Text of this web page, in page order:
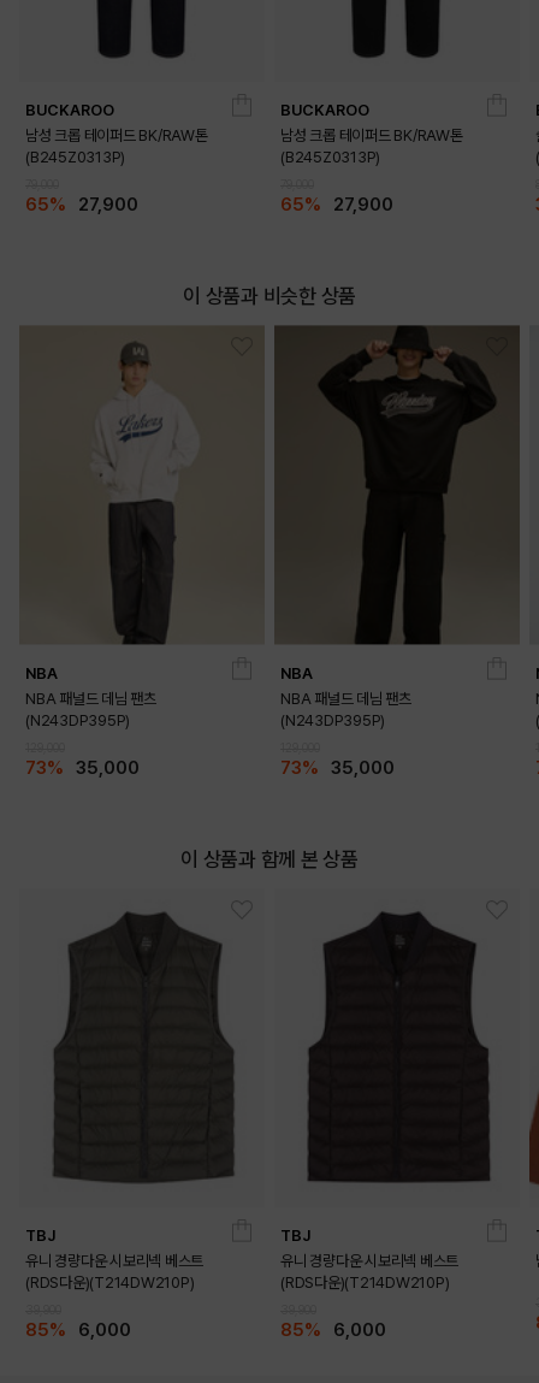
INDIGO
BUCKAROO
남성 크롭 테이퍼드 BK/RAW톤
(B245Z0313P)
65% 27,900
BUCKAROO
남성 크롭 테이퍼드 BK/RAW톤
(B245Z0313P)
65% 27,900
이 상품과 비슷한 상품
NBA
NBA 패널드 데님 팬츠
(N243DP395P)
73% 35,000
NBA
NBA 패널드 데님 팬츠
(N243DP395P)
73% 35,000
이 상품과 함께 본 상품
TBJ
유니 경량다운 시보리넥 베스트
(RDS다운)(T214DW210P)
85% 6,000
TBJ
유니 경량다운 시보리넥 베스트
(RDS다운)(T214DW210P)
85% 6,000